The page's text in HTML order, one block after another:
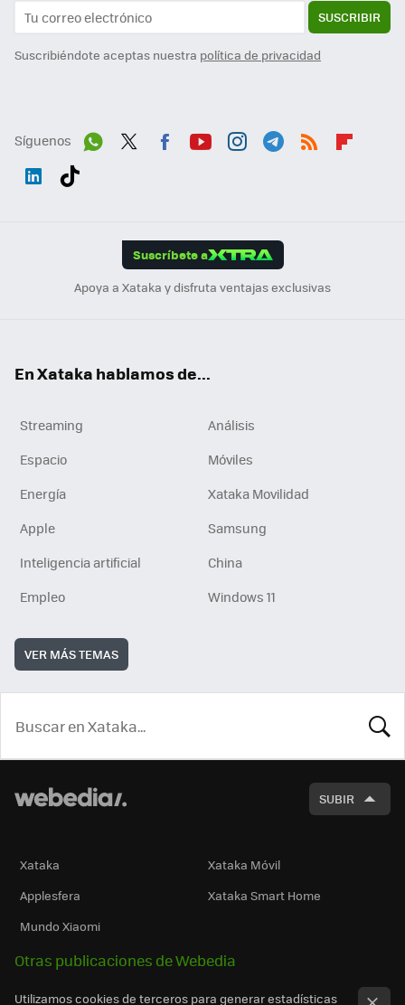
SUSCRIBIR
Suscribiéndote aceptas nuestra política de privacidad
Síguenos
Suscríbete a
Apoya a Xataka y disfruta ventajas exclusivas
En Xataka hablamos de...
Streaming
Análisis
Espacio
Móviles
Energía
Xataka Movilidad
Apple
Samsung
Inteligencia artificial
China
Empleo
Windows 11
VER MÁS TEMAS
SUBIR
Xataka
Xataka Móvil
Applesfera
Xataka Smart Home
Mundo Xiaomi
Otras publicaciones de Webedia
Utilizamos cookies de terceros para generar estadísticas